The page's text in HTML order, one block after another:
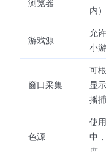
浏览器
内
游戏源
允
小
窗口采集
可
显
播
色源
使
中